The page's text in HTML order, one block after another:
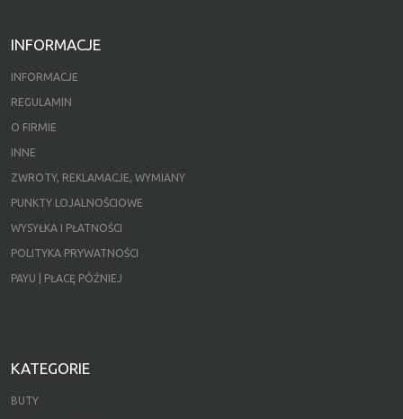
INFORMACJE
INFORMACJE
REGULAMIN
O FIRMIE
INNE
ZWROTY, REKLAMACJE, WYMIANY
PUNKTY LOJALNOŚCIOWE
WYSYŁKA I PŁATNOŚCI
POLITYKA PRYWATNOŚCI
PAYU | PŁACĘ PÓŹNIEJ
KATEGORIE
BUTY